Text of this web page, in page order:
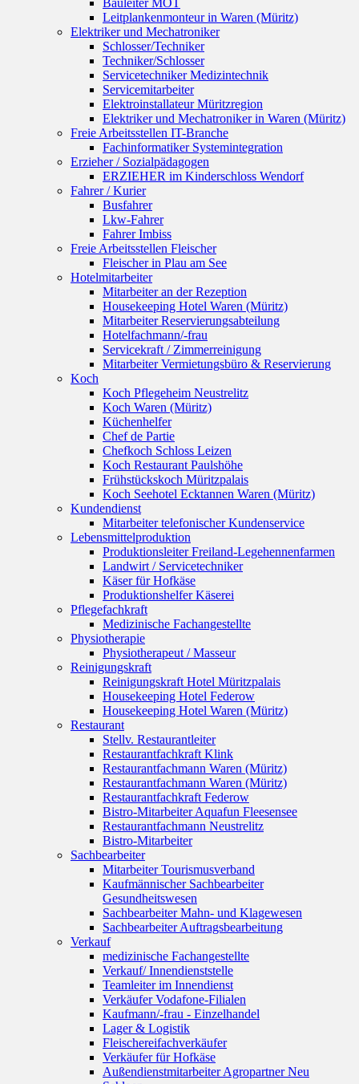
Bauleiter MOT
Leitplankenmonteur in Waren (Müritz)
Elektriker und Mechatroniker
Schlosser/Techniker
Techniker/Schlosser
Servicetechniker Medizintechnik
Servicemitarbeiter
Elektroinstallateur Müritzregion
Elektriker und Mechatroniker in Waren (Müritz)
Freie Arbeitsstellen IT-Branche
Fachinformatiker Systemintegration
Erzieher / Sozialpädagogen
ERZIEHER im Kinderschloss Wendorf
Fahrer / Kurier
Busfahrer
Lkw-Fahrer
Fahrer Imbiss
Freie Arbeitsstellen Fleischer
Fleischer in Plau am See
Hotelmitarbeiter
Mitarbeiter an der Rezeption
Housekeeping Hotel Waren (Müritz)
Mitarbeiter Reservierungsabteilung
Hotelfachmann/-frau
Servicekraft / Zimmerreinigung
Mitarbeiter Vermietungsbüro & Reservierung
Koch
Koch Pflegeheim Neustrelitz
Koch Waren (Müritz)
Küchenhelfer
Chef de Partie
Chefkoch Schloss Leizen
Koch Restaurant Paulshöhe
Frühstückskoch Müritzpalais
Koch Seehotel Ecktannen Waren (Müritz)
Kundendienst
Mitarbeiter telefonischer Kundenservice
Lebensmittelproduktion
Produktionsleiter Freiland-Legehennenfarmen
Landwirt / Servicetechniker
Käser für Hofkäse
Produktionshelfer Käserei
Pflegefachkraft
Medizinische Fachangestellte
Physiotherapie
Physiotherapeut / Masseur
Reinigungskraft
Reinigungskraft Hotel Müritzpalais
Housekeeping Hotel Federow
Housekeeping Hotel Waren (Müritz)
Restaurant
Stellv. Restaurantleiter
Restaurantfachkraft Klink
Restaurantfachmann Waren (Müritz)
Restaurantfachmann Waren (Müritz)
Restaurantfachkraft Federow
Bistro-Mitarbeiter Aquafun Fleesensee
Restaurantfachmann Neustrelitz
Bistro-Mitarbeiter
Sachbearbeiter
Mitarbeiter Tourismusverband
Kaufmännischer Sachbearbeiter
Gesundheitswesen
Sachbearbeiter Mahn- und Klagewesen
Sachbearbeiter Auftragsbearbeitung
Verkauf
medizinische Fachangestellte
Verkauf/ Innendienststelle
Teamleiter im Innendienst
Verkäufer Vodafone-Filialen
Kaufmann/-frau - Einzelhandel
Lager & Logistik
Fleischereifachverkäufer
Verkäufer für Hofkäse
Außendienstmitarbeiter Agropartner Neu